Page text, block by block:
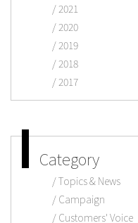
2021
2020
2019
2018
2017
Category
Topics & News
Campaign
Customers' Voice